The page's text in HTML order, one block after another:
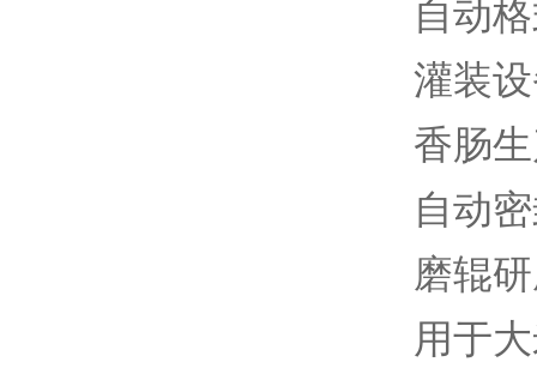
自动
灌装
香肠
自动
磨辊
用于